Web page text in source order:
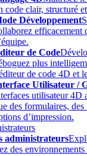
code clair, structuré
Développement
efficacement
de Code
plus
de code 4D et
Utilisateur /
utilisateur 4D
des formulaires, des
d’impression.
administrateurs
des